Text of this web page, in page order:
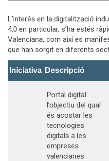
L’interés en la digitalització
4.0 en particular, s’ha estés
Valenciana, com així es
que han sorgit en diferents
Iniciativa Descripció
Portal digital
l’objectiu del qual
és acostar les
tecnologies
digitals a les
empreses
valencianes.